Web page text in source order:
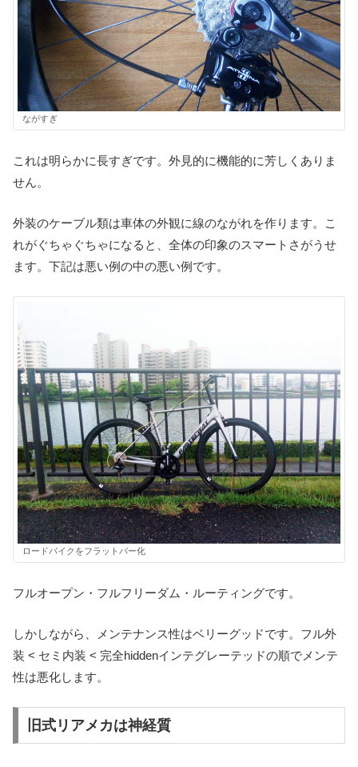
ながすぎ
これは明らかに長すぎです。外見的に機能的に芳しくありま
せん。
外装のケーブル類は車体の外観に線のながれを作ります。こ
れがぐちゃぐちゃになると、全体の印象のスマートさがうせ
ます。下記は悪い例の中の悪い例です。
ロードバイクをフラットバー化
フルオープン・フルフリーダム・ルーティングです。
しかしながら、メンテナンス性はベリーグッドです。フル外
装 < セミ内装 < 完全hiddenインテグレーテッドの順でメンテ
性は悪化します。
旧式リアメカは神経質